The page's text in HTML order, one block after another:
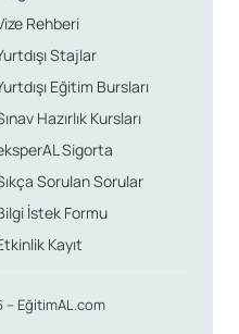
Rehberi
Stajlar
Eğitim Bursları
Hazırlık Kursları
Sigorta
Sorulan Sorular
İstek Formu
Kayıt
EğitimAL.com